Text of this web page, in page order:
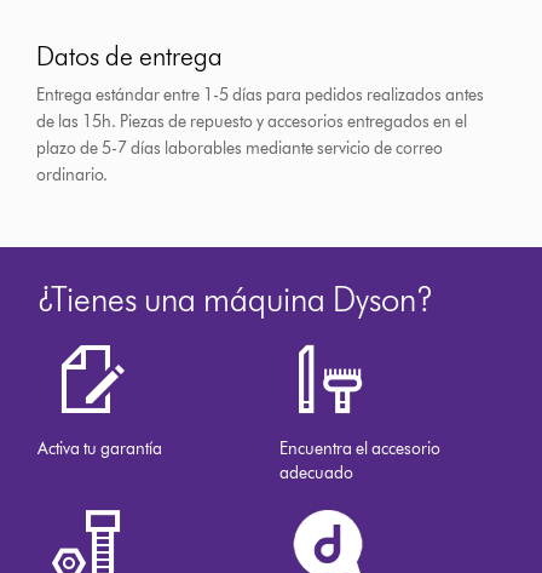
Datos de entrega
Entrega estándar entre 1-5 días para pedidos realizados antes
de las 15h. Piezas de repuesto y accesorios entregados en el
plazo de 5-7 días laborables mediante servicio de correo
ordinario.
¿Tienes una máquina Dyson?
Activa tu garantía
Encuentra el accesorio
adecuado